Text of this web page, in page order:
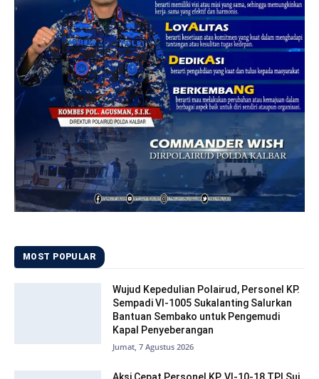
MOST POPULAR
Wujud Kepedulian Polairud, Personel KP.
Sempadi VI-1005 Sukalanting Salurkan
Bantuan Sembako untuk Pengemudi
Kapal Penyeberangan
Jumat, 7 Agustus 2026